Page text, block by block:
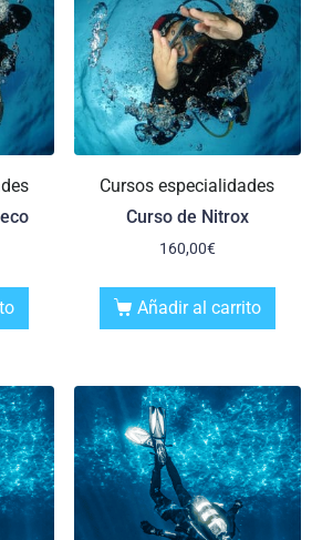
Cursos especialidades
Curso de Nitrox
160,00€
Añadir al carrito